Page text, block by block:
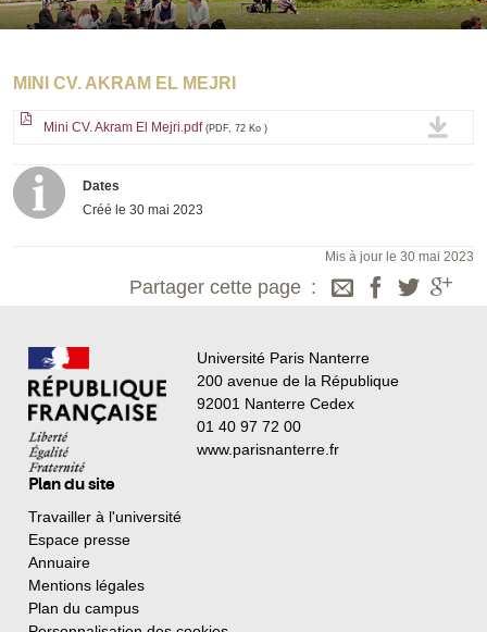
MINI CV. AKRAM EL MEJRI
Mini CV. Akram El Mejri.pdf (PDF, 72 Ko )
Dates
Créé le 30 mai 2023
Mis à jour le 30 mai 2023
Partager cette page
Université Paris Nanterre
200 avenue de la République
92001 Nanterre Cedex
01 40 97 72 00
www.parisnanterre.fr
Plan du site
Travailler à l'université
Espace presse
Annuaire
Mentions légales
Plan du campus